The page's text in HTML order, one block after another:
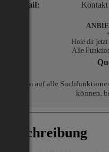
E-Mail: Kontakt
Hole dir jetzt
Alle
Um auf alle
können,
Beschreibung